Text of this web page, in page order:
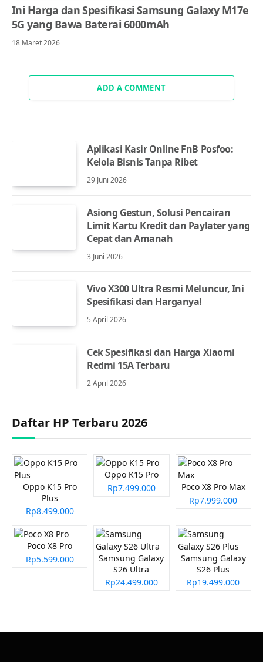
Ini Harga dan Spesifikasi Samsung Galaxy M17e
5G yang Bawa Baterai 6000mAh
18 Maret 2026
ADD A COMMENT
Aplikasi Kasir Online FnB Posfoo:
Kelola Bisnis Tanpa Ribet
29 Juni 2026
Asiong Gestun, Solusi Pencairan
Limit Kartu Kredit dan Paylater yang
Cepat dan Amanah
3 Juni 2026
Vivo X300 Ultra Resmi Meluncur, Ini
Spesifikasi dan Harganya!
5 April 2026
Cek Spesifikasi dan Harga Xiaomi
Redmi 15A Terbaru
2 April 2026
Daftar HP Terbaru 2026
Oppo K15 Pro
Plus
Rp8.499.000
Oppo K15 Pro
Rp7.499.000
Poco X8 Pro Max
Rp7.999.000
Poco X8 Pro
Rp5.599.000
Samsung Galaxy
S26 Ultra
Rp24.499.000
Samsung Galaxy
S26 Plus
Rp19.499.000